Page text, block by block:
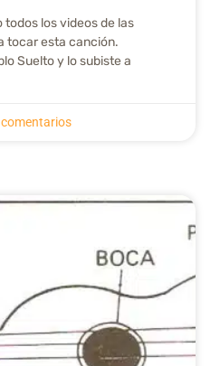
todos los videos de las
tocar esta canción.
Suelto y lo subiste a